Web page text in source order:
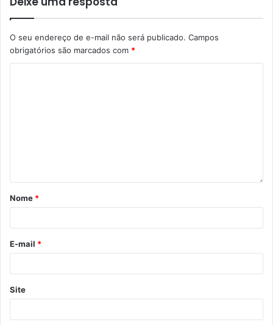
O secretário municipal de Defesa Social, Leonardo
Carneiro, apontou que as novas viaturas significam mais
segurança para a atuação dos agentes. “Esta entrega é a
garantia de infraestrutura para os nossos guardas. E é a
O seu endereço de e-mail não será publicado. Campos
obrigatórios são marcados com *
Nome *
E-mail *
Site